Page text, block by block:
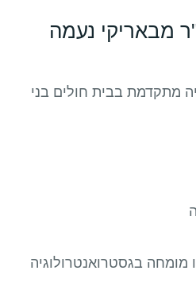
מבאריקי נעמה
מתקדמת בבית חולים בני
מומחה בגסטרואנטרולוגיה